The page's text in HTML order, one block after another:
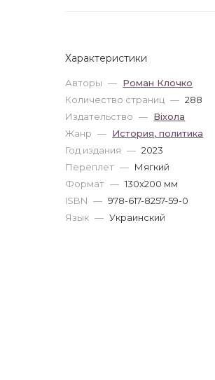
Характеристики
Авторы — Роман Клочко
Количество страниц — 288
Издательство — Віхола
Жанр — История, политика
Год издания — 2023
Переплет — Мягкий
Формат — 130x200 мм
ISBN — 978-617-8257-59-0
Язык — Украинский